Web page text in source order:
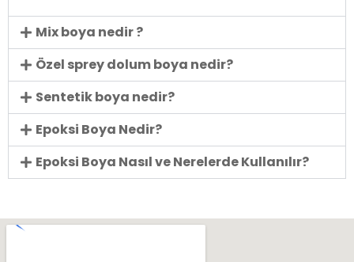
Mix boya nedir ?
Özel sprey dolum boya nedir?
Sentetik boya nedir?
Epoksi Boya Nedir?
Epoksi Boya Nasıl ve Nerelerde Kullanılır?